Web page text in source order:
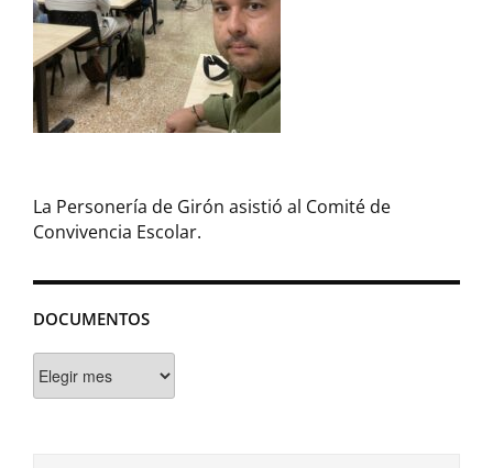
DOCUMENTOS
La Personería de Girón asistió al Comité de
Convivencia Escolar.